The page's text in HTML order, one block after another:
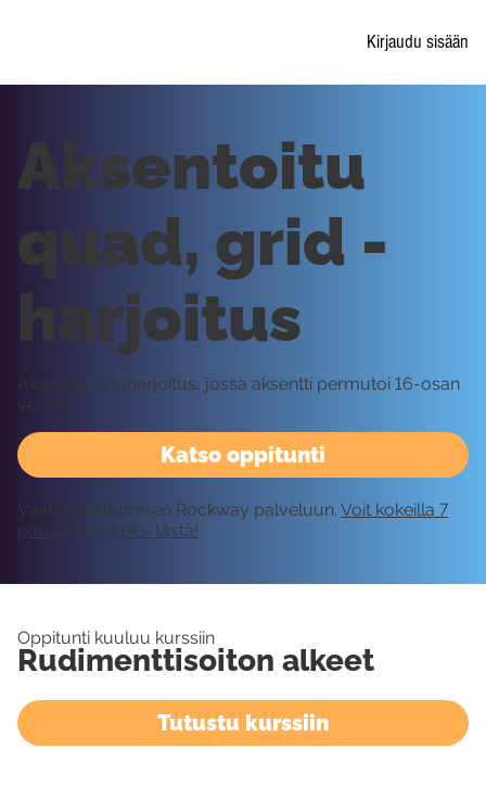
Kirjaudu sisään
Katso oppitunti
Aksentoitu
quad, grid -
harjoitus
Aksentin siirtoharjoitus, jossa aksentti permutoi 16-osan
verran.
Vaatii kirjautumisen Rockway palveluun. Voit kokeilla 7
päivää ilmaiseksi tästä!
Oppitunti kuuluu kurssiin
Rudimenttisoiton alkeet
Tutustu kurssiin